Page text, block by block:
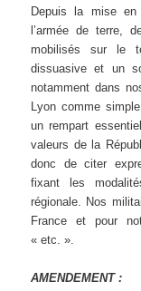
Depuis la mise
l’armée de terre,
mobilisés sur le
dissuasive et un
notamment dans
Lyon comme
un rempart
valeurs de la
donc de citer
fixant les
régionale. Nos
France et pour
« etc. ».
AMENDEMENT :